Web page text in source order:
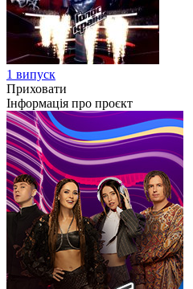
1 випуск
Приховати
Інформація про проєкт